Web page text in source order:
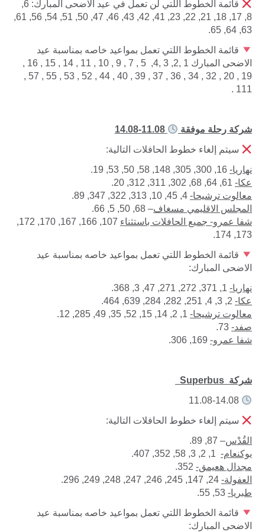
قائمة الخطوط اللتي لن تعمل في عيد الاضحى المبارك: 6,
8, 17, 18, 21, 22, 23, 41, 42, 43, 46, 47, 50, 51, 54, 56, 61,
63, 64, 65.
قائمة الخطوط اللتي تعمل بمواعيد خاصه بمناسبة عيد
الاضحى المبارك 1 ,2, 3 ,4, 5 , 7 , 9 , 10 , 11 , 14 , 15 , 16 ,
19 , 20 , 32 , 34 , 36 , 37 , 39 , 40 , 44 , 52 , 53 , 55 , 57 ,
111 .
شركة رحلة موفقة
11.08-14.08
سيتم إلغاء خطوط الحافلات التالية:
نهاريا-
عكا-
معالوت ترشيحا-
المجلس الاقليمي مسغاف– 68, 50, 5, 66.
شفا عمرو- جميع الحافلات باستثناء
107, 166, 167, 170, 172,
173, 174.
قائمة الخطوط اللتي تعمل بمواعيد خاصه بمناسبة عيد
الاضحى المبارك:
نهاريا-
عكا-
معالوت ترشيحا-
صفد-
شفا عمرو-
شركة Superbus
11.08-14.08
سيتم إلغاء خطوط الحافلات التالية:
القُدْس– 87, 89.
يوكنعام-
مجدال هعيمق-
العفولة-
طبريا-
قائمة الخطوط اللتي تعمل بمواعيد خاصه بمناسبة عيد
الاضحى المبارك: